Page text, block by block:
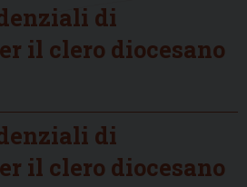
di
il clero diocesano
di
il clero diocesano